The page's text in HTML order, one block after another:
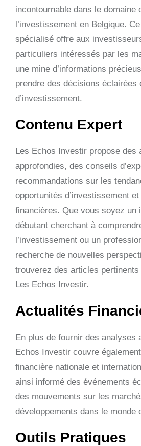
incontournable dans le domaine
l’investissement en Belgique.
spécialisé offre aux
particuliers intéressés par les
une mine d’informations
prendre des décisions éclairées
d’investissement.
Contenu Expert
Les Echos Investir propose des
approfondies, des conseils
recommandations sur les
opportunités d’investissement
financières. Que vous soyez un
débutant cherchant à
l’investissement ou un
recherche de nouvelles
trouverez des articles
Les Echos Investir.
Actualités
En plus de fournir des analyses
Echos Investir couvre
financière nationale et
ainsi informé des événements
des mouvements sur les
développements dans le monde
Outils Pratiques